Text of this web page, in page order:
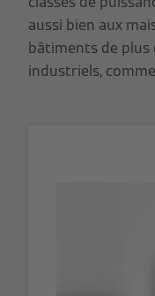
aussi bien aux
bâtiments de plus
industriels,